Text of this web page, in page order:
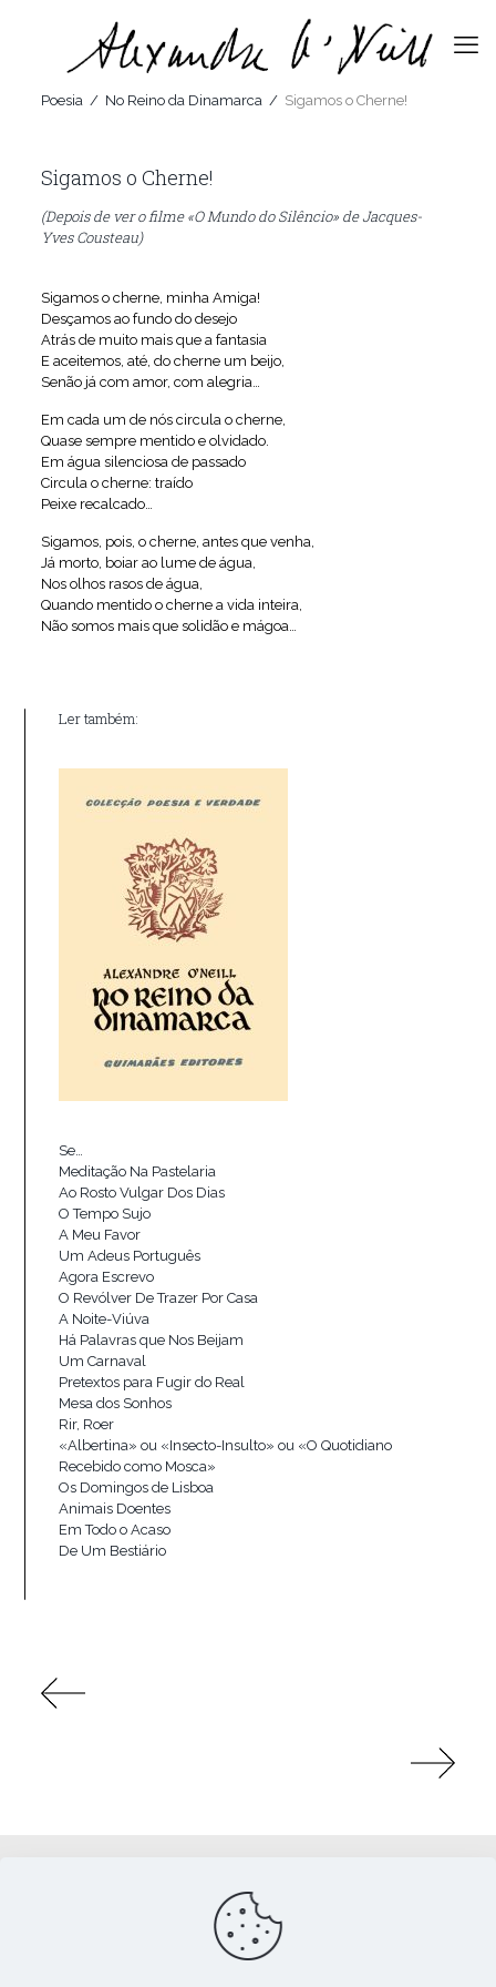
Poesia/ No Reino da Dinamarca/ Sigamos o Cherne!
Sigamos o Cherne!
(Depois de ver o filme «O Mundo do Silêncio» de Jacques-
Yves Cousteau)
Sigamos o cherne, minha Amiga!
Desçamos ao fundo do desejo
Atrás de muito mais que a fantasia
E aceitemos, até, do cherne um beijo,
Senão já com amor, com alegria…
Em cada um de nós circula o cherne,
Quase sempre mentido e olvidado.
Em água silenciosa de passado
Circula o cherne: traído
Peixe recalcado…
Sigamos, pois, o cherne, antes que venha,
Já morto, boiar ao lume de água,
Nos olhos rasos de água,
Quando mentido o cherne a vida inteira,
Não somos mais que solidão e mágoa…
Ler também:
Se…
Meditação Na Pastelaria
Ao Rosto Vulgar Dos Dias
O Tempo Sujo
A Meu Favor
Um Adeus Português
Agora Escrevo
O Revólver De Trazer Por Casa
A Noite-Viúva
Há Palavras que Nos Beijam
Um Carnaval
Pretextos para Fugir do Real
Mesa dos Sonhos
Rir, Roer
«Albertina» ou «Insecto-Insulto» ou «O Quotidiano
Recebido como Mosca»
Os Domingos de Lisboa
Animais Doentes
Em Todo o Acaso
De Um Bestiário